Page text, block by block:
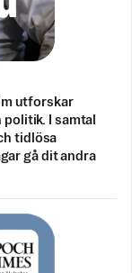
utforskar
I samtal
tidlösa
gå dit andra